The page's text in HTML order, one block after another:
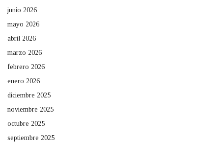
junio 2026
mayo 2026
abril 2026
marzo 2026
febrero 2026
enero 2026
diciembre 2025
noviembre 2025
octubre 2025
septiembre 2025